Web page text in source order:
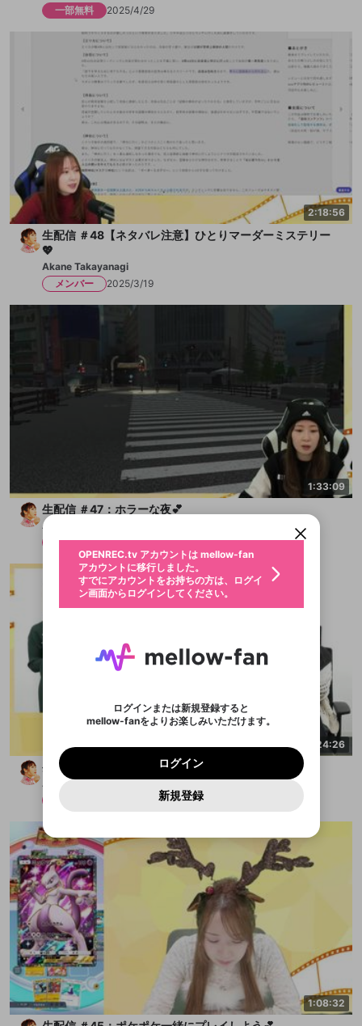
一部無料
2025/4/29
2:18:56
生配信 ＃48【ネタバレ注意】ひとりマーダーミステリー
💖
Akane Takayanagi
メンバー
2025/3/19
1:33:09
生配信 ＃47：ホラーな夜💕
Akane Takayanagi
メンバー
2025/2/24
1:24:26
生配信 ＃46：2025年一発目の配信💕
Akane Takayanagi
メンバー
1:08:32
ブレイクタイム広告
ライブ配信中に休憩するときに、最大1分間の広告
を表示することができます。
ユーザーの視聴環境によっては広告を表示すること
ができない場合があります。
詳しくはこちら
アプリで快適に視聴しよう！
ば、通知をもれなく受け取れます！
インストール アプリで開く
OPENREC.tv アカウントは mellow-fan
アカウントに移行しました。
すでにアカウントをお持ちの方は、ログイ
新規登録
メールアドレスで新規登録
または
Google
Yahoo! JAPAN
Appleでサインアップ
mellow-fanの 利用規約・プライバシーポリシー・外部
サービスとのID連携に関する同意事項
に同意頂いた上
で、次にお進みください
新規登録
@
次にお進みください。
アカウント作成
mellow-fanからのお得な情報をメールで受
け取る
OPENREC.tvアカウントはmellow-fanア
カウントに統合しました。
こちらからOPENREC.tvでログイン中のア
ログイン
メールアドレスでログイン
または
Google
Yahoo! JAPAN
Appleでサインイン
mellow-fanの 利用規約・プライバシーポリシー・外部
サービスとのID連携に関する同意事項
に同意頂いた上
で、次にお進みください
ログイン
ログイン
パスワードを忘れた方はこちら
アカウントをお持ちですか？アカウントを作成する
OPENREC.tv アカウントは mellow-fan
アカウントに移行しました。
すでにアカウントをお持ちの方は、ログイ
ン画面からログインしてください。
ログインまたは新規登録すると
mellow-fanをよりお楽しみいただけます。
ログイン
新規登録
登録したメールアドレスを入力し、送信してくださ
再設定する
入力していただいたメールアドレ
スに、パスワード再設定用URLを
のでご確認ください
OK
パーソナルデータの登録
年 月
生年月は登録後に変更できません。
お住まいの地域
ご登録いただいた情報はサービスの向上を目的
として使用いたします。
一部サービスをご利用いただくには、生年月の
登録が必要です。
登録
あとで登録
認証コードの入力
メイン及びcs.openrec.co.jpドメイン）が受信拒否設
定に含まれていないかご確認ください。
入力
セッションの有効期限が切れたた
プレミアム会員に入会
不適切なユーザーとして報告しま
すか？
問題を選択してください
わいせつな表現
著作権の侵害
なりすまし行為
出会いを誘導する行為
ねずみ講やマルチ商法
誤解を招く配信設定
ゲームの録画禁止区域の配信
改造版・海賊版ソフトの配信
政治的・宗教的・人種的な内容
その他の問題
0
報告された問題については、利用規約に違反しているか
どうかをスタッフが確認します。
用することは、利用規約違反になります。
送信
サブスクシェア
閉じる
限定コミュニティ参加方法
Discordアカウントをお持ちでない方
Discordアカウントを作成
Discordは第三者が提供するコミュニティーサービスで、
mellow-fanとは関わりがありません。Discordに関してのお
問い合わせにはお答えすることができません。Discordの仕
様変更により、限定コミュニティ特典の提供が終了する可能
します。
外部サービスとのID連携に関する同意事項
Discordとは？ Discordに参加する